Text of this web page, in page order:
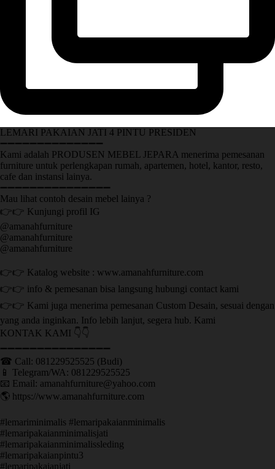
LEMARI PAKAIAN JATI 4 PINTU PRESIDEN
➖➖➖➖➖➖➖➖➖➖➖➖➖➖
Kami adalah PRODUSEN MEBEL JEPARA menerima pemesanan
furniture untuk perlengkapan rumah, apartemen, hotel, kantor, resto,
cafe dan instansi lainya.
➖➖➖➖➖➖➖➖➖➖➖➖➖➖➖
Mau lihat contoh desain mebel lainya ?
👉👉 Kunjungi profil IG
@amanahfurniture
@amanahfurniture
@amanahfurniture
👉👉 Katalog website : www.amanahfurniture.com
👉👉 info & pemesanan bisa langsung hubungi contact kami
👉👉 Kami juga menerima pemesanan Custom Desain, sesuai dengan
yang anda inginkan. Info lebih lanjut, segera hub. Kami
KONTAK KAMI 👇👇
➖➖➖➖➖➖➖➖➖➖➖➖➖➖➖ ㅤ
☎ Call: 081229525525 (Budi)
📱 Telegram/WA: 081229525525
📧 Email: amanahfurniture@yahoo.com
🌎 https://www.amanahfurniture.com
#lemariminimalis #lemaripakaianminimalis
#lemaripakaianminimalisjati
#lemaripakaianminimalissleding
#lemaripakaianpintu3
#lemaripakaianjati